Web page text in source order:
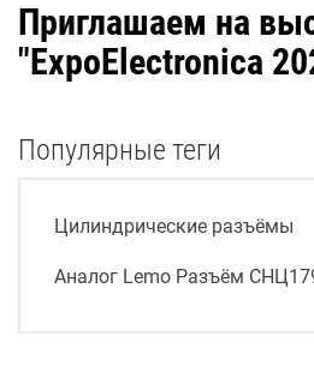
Приглашаем на
"ExpoElectronica
Популярные теги
Цилиндрические разъёмы
Аналог Lemo Разъём